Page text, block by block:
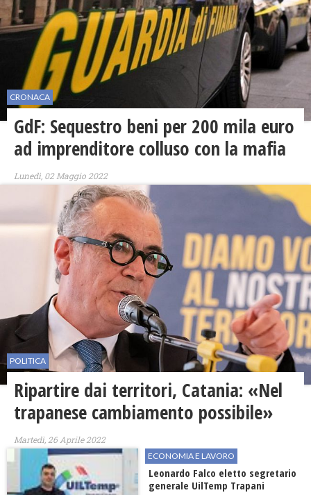
CRONACA
GdF: Sequestro beni per 200 mila euro
ad imprenditore colluso con la mafia
Lunedì, 02 Maggio 2022
POLITICA
Ripartire dai territori, Catania: «Nel
trapanese cambiamento possibile»
Martedì, 26 Aprile 2022
ECONOMIA E LAVORO
Leonardo Falco eletto segretario
generale UilTemp Trapani